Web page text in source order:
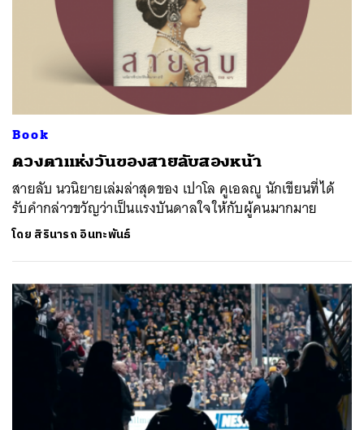
Book
ดวงตาแห่งวันของสายลับสองหน้า
สายลับ นวนิยายเล่มล่าสุดของ เปาโล คูเอลญู นักเขียนที่ได้
รับคำกล่าวขวัญว่าเป็นแรงบันดาลใจให้กับผู้คนมากมาย
โดย สิรินารถ อินทะพันธ์